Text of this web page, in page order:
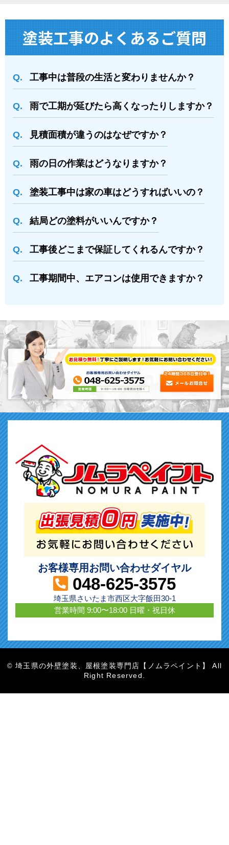
塗装⼯事のよくあるご質問
工事中は普段の生活と変わりませんか？
雨で工期が延びたら高くなったりしますか？
⾒積⾯積が違うのはなぜですか？
⾬の日の作業はどうなりますか？
塗装⼯事中は家の⾞はどうすればいいの？
結局どの塗料がいいんですか？
⼯事後どこまで保証してくれるんですか？
⼯事期間中、エアコンは使⽤できますか？
お客様専用お問い合わせダイヤル
048-625-3575
埼玉県さいたま市西区大字飯田30-1
営業時間 9:00〜18:00 日曜・祝日休
©埼玉県の外壁塗装、屋根塗装専門店【ノムラペイント】 All
Right Reserved.